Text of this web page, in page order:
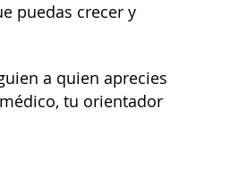
puedas crecer y
a quien aprecies
tu orientador